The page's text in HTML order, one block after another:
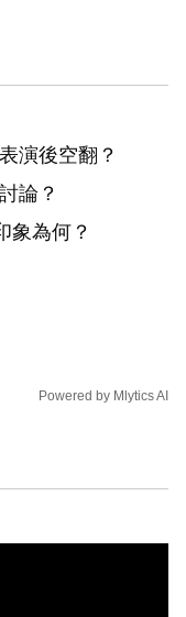
演後空翻？
論？
象為何？
Powered by Mlytics AI